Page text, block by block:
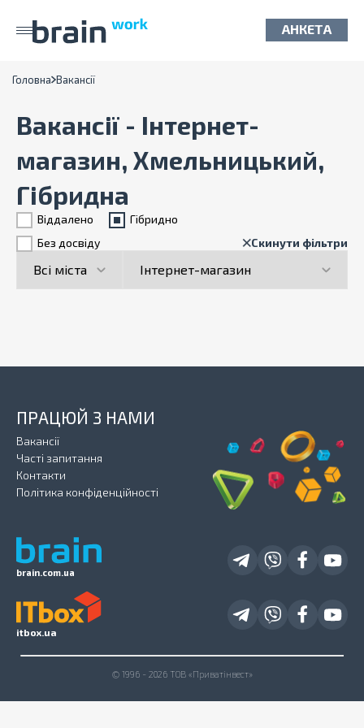
АНКЕТА
Головна Вакансії
Вакансії - Інтернет-
магазин, Хмельницький,
Гібридна
Віддалено
Гiбридно
Без досвіду
Скинути фільтри
brain.com.ua
ПРАЦЮЙ З НАМИ
Вакансії
Часті запитання
Контакти
Політика конфіденційності
itbox.ua
© 1996 - 2026 ТОВ «Приватінвест»